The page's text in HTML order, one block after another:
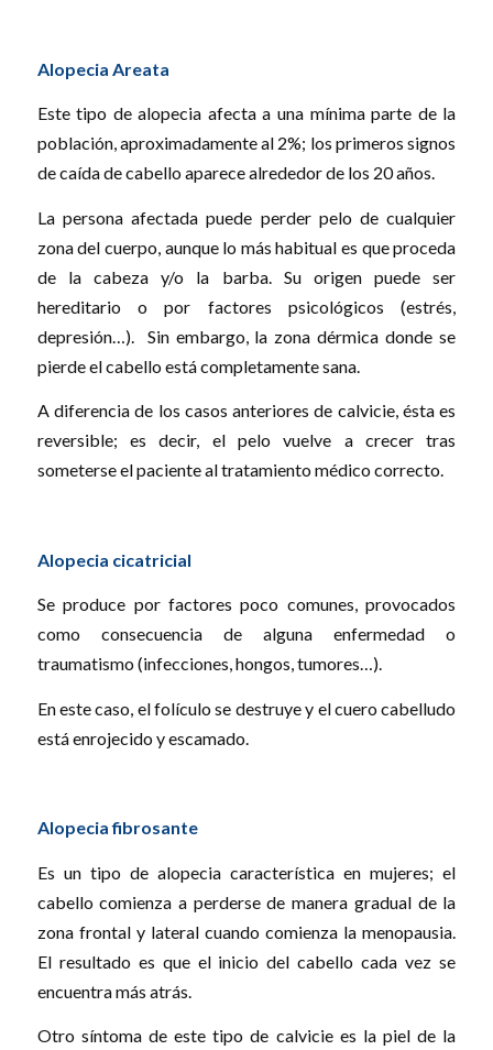
Alopecia Areata
Este tipo de alopecia afecta a una mínima parte de la
población, aproximadamente al 2%; los primeros signos
de caída de cabello aparece alrededor de los 20 años.
La persona afectada puede perder pelo de cualquier
zona del cuerpo, aunque lo más habitual es que proceda
de la cabeza y/o la barba. Su origen puede ser
hereditario o por factores psicológicos (estrés,
depresión…). Sin embargo, la zona dérmica donde se
pierde el cabello está completamente sana.
A diferencia de los casos anteriores de calvicie, ésta es
reversible; es decir, el pelo vuelve a crecer tras
someterse el paciente al tratamiento médico correcto.
Alopecia cicatricial
Se produce por factores poco comunes, provocados
como consecuencia de alguna enfermedad o
traumatismo (infecciones, hongos, tumores…).
En este caso, el folículo se destruye y el cuero cabelludo
está enrojecido y escamado.
Alopecia fibrosante
Es un tipo de alopecia característica en mujeres; el
cabello comienza a perderse de manera gradual de la
zona frontal y lateral cuando comienza la menopausia.
El resultado es que el inicio del cabello cada vez se
encuentra más atrás.
Otro síntoma de este tipo de calvicie es la piel de la